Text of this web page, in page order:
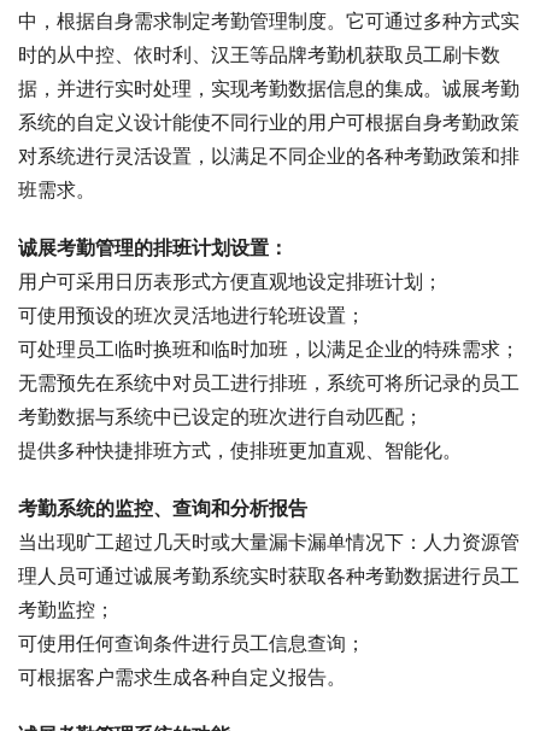
中，根据自身需求制定考勤管理制度。它可通过多种方式实
时的从中控、依时利、汉王等品牌考勤机获取员工刷卡数
据，并进行实时处理，实现考勤数据信息的集成。诚展考勤
系统的自定义设计能使不同行业的用户可根据自身考勤政策
对系统进行灵活设置，以满足不同企业的各种考勤政策和排
班需求。
诚展考勤管理的排班计划设置：
用户可采用日历表形式方便直观地设定排班计划；
可使用预设的班次灵活地进行轮班设置；
可处理员工临时换班和临时加班，以满足企业的特殊需求；
无需预先在系统中对员工进行排班，系统可将所记录的员工
考勤数据与系统中已设定的班次进行自动匹配；
提供多种快捷排班方式，使排班更加直观、智能化。
考勤系统的监控、查询和分析报告
当出现旷工超过几天时或大量漏卡漏单情况下：人力资源管
理人员可通过诚展考勤系统实时获取各种考勤数据进行员工
考勤监控；
可使用任何查询条件进行员工信息查询；
可根据客户需求生成各种自定义报告。